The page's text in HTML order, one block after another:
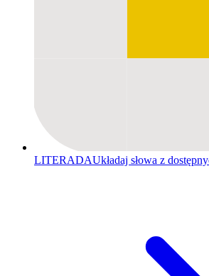
LITERADAUkładaj słowa z